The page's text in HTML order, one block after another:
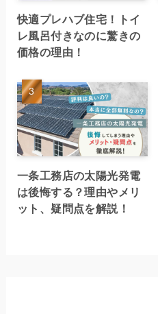
快適プレハブ住宅！トイ
レ風呂付きなのに驚きの
価格の理由！
一条工務店の太陽光発電
は後悔する？理由やメリ
ット、疑問点を解説！